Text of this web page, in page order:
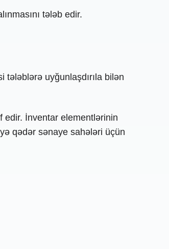
tələb edir.
tələblərə uyğunlaşdırıla bilən
edir. İnventar elementlərinin
qədər sənaye sahələri üçün